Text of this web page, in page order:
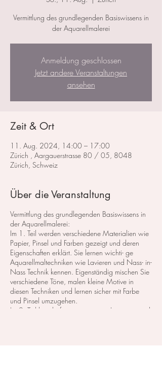
Vermittlung des grundlegenden Basiswissens in
der Aquarellmalerei
Anmeldung geschlossen
Jetzt andere Veranstaltungen
ansehen
Zeit & Ort
11. Aug. 2024, 14:00 – 17:00
Zürich , Aargauerstrasse 80 / 05, 8048
Zürich, Schweiz
Über die Veranstaltung
Vermittlung des grundlegenden Basiswissens in
der Aquarellmalerei:
Im 1. Teil werden verschiedene Materialien wie
Papier, Pinsel und Farben gezeigt und deren
Eigenschaften erklärt. Sie lernen wichti- ge
Aquarellmaltechniken wie Lavieren und Nass- in-
Nass Technik kennen. Eigenständig mischen Sie
verschiedene Töne, malen kleine Motive in
diesen Techniken und lernen sicher mit Farbe
und Pinsel umzugehen.
Im 2. Teil beschäftigen wir uns mit La- sieren und